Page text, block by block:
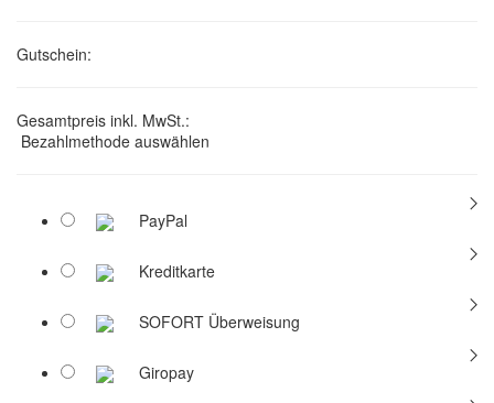
Gutschein:
Gesamtpreis inkl. MwSt.:
Bezahlmethode auswählen
PayPal
Kreditkarte
SOFORT Überweisung
Giropay